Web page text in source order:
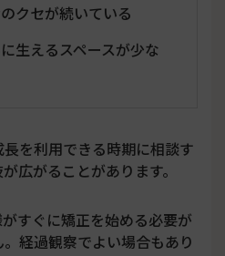
クセが続いている
生えるスペースが少な
を利用できる時期に相談す
広がることがあります。
すぐに矯正を始める必要が
経過観察でよい場合もあり